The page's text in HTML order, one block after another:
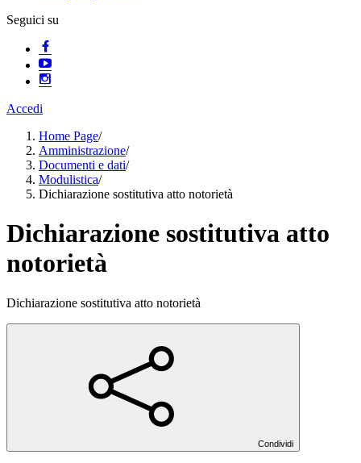
Seguici su
Accedi
Home Page/
Amministrazione/
Documenti e dati/
Modulistica/
Dichiarazione sostitutiva atto notorietà
Dichiarazione sostitutiva atto
notorietà
Dichiarazione sostitutiva atto notorietà
Condividi